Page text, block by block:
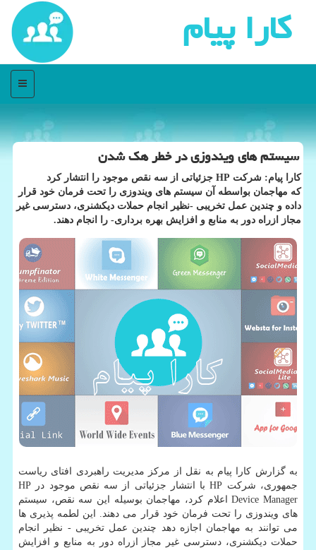
كارا پیام
منو
سیستم های ویندوزی در خطر هك شدن
كارا پیام: شركت HP جزئیاتی از سه نقص موجود را انتشار كرد
كه مهاجمان بواسطه آن سیستم های ویندوزی را تحت فرمان خود قرار
داده و چندین عمل تخریبی -نظیر انجام حملات دیكشنری، دسترسی غیر
مجاز ازراه دور به منابع و افزایش بهره برداری- را انجام دهند.
به گزارش کارا پیام به نقل از مرکز مدیریت راهبردی افتای ریاست
جمهوری، شرکت HP با انتشار جزئیاتی از سه نقص موجود در HP
Device Manager اعلام کرد، مهاجمان بوسیله این سه نقص، سیستم
های ویندوزی را تحت فرمان خود قرار می دهند. این لطمه پذیری ها
می توانند به مهاجمان اجازه دهد چندین عمل تخریبی - نظیر انجام
حملات دیکشنری، دسترسی غیر مجاز ازراه دور به منابع و افزایش